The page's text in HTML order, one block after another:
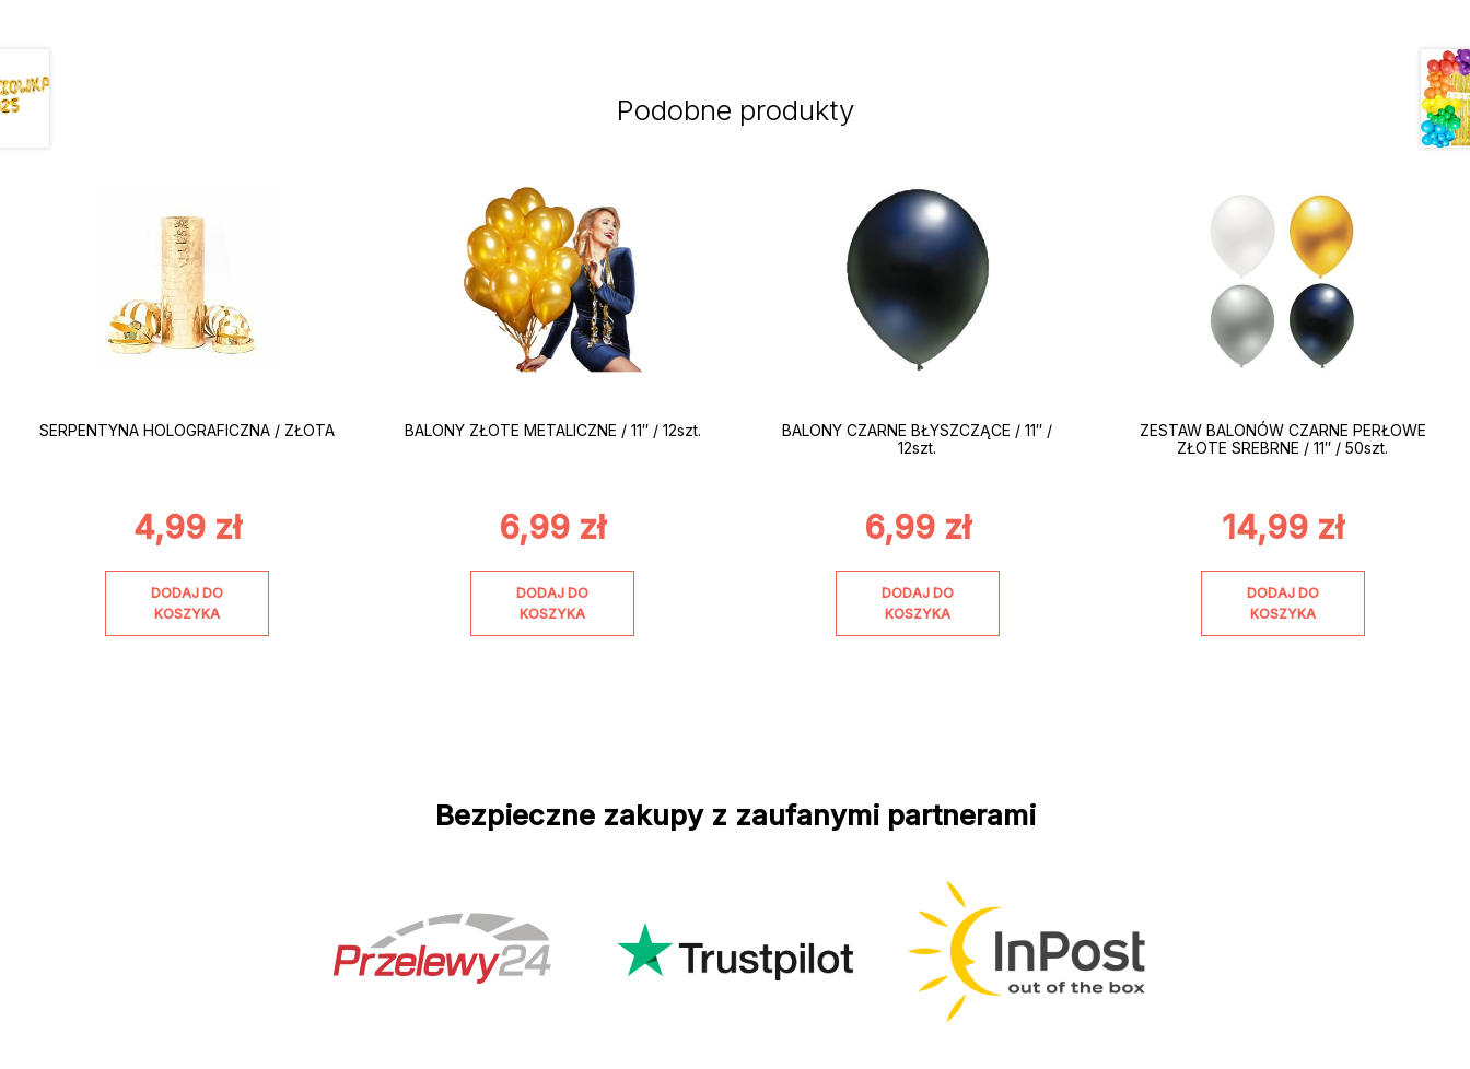
Podobne produkty
SERPENTYNA HOLOGRAFICZNA / ZŁOTA
4,99 zł
DODAJ DO
KOSZYKA
BALONY ZŁOTE METALICZNE / 11″ / 12szt.
6,99 zł
DODAJ DO
KOSZYKA
BALONY CZARNE BŁYSZCZĄCE / 11″ /
12szt.
6,99 zł
DODAJ DO
KOSZYKA
ZESTAW BALONÓW CZARNE PERŁOWE
ZŁOTE SREBRNE / 11″ / 50szt.
14,99 zł
DODAJ DO
KOSZYKA
Bezpieczne zakupy z zaufanymi partnerami